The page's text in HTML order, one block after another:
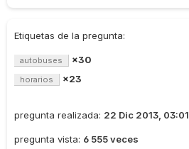
Etiquetas de la pregunta:
autobuses ×30
horarios ×23
pregunta realizada: 22 Dic 2013, 03:01
pregunta vista: 6 555 veces